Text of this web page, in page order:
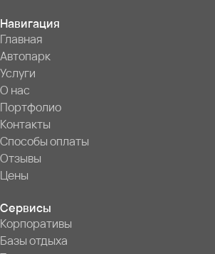
Навигация
Главная
Автопарк
Услуги
О нас
Портфолио
Контакты
Способы оплаты
Отзывы
Цены
Сервисы
Корпоративы
Базы отдыха